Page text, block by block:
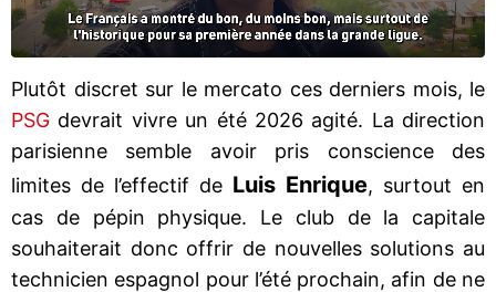
Plutôt discret sur le mercato ces derniers mois, le
PSG devrait vivre un été 2026 agité. La direction
parisienne semble avoir pris conscience des
limites de l’effectif de Luis Enrique, surtout en
cas de pépin physique. Le club de la capitale
souhaiterait donc offrir de nouvelles solutions au
technicien espagnol pour l’été prochain, afin de ne